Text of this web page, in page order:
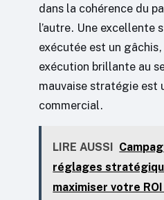
dans la cohérence du
l’autre. Une excellente
exécutée est un gâchis,
exécution brillante au
mauvaise stratégie est
commercial.
LIRE AUSSI
réglages
maximiser votre